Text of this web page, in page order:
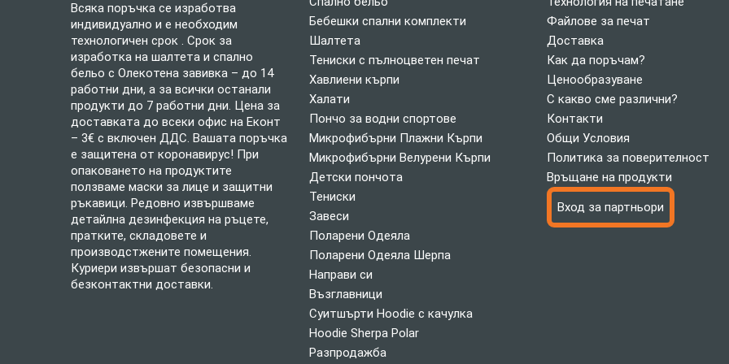
Всяка поръчка се изработва
индивидуално и е необходим
технологичен срок . Срок за
изработка на шалтета и спално
бельо с Олекотена завивка – до 14
работни дни, а за всички останали
продукти до 7 работни дни. Цена за
доставката до всеки офис на Еконт
– 3€ с включен ДДС. Вашата поръчка
е защитена от коронавирус! При
опаковането на продуктите
ползваме маски за лице и защитни
ръкавици. Редовно извършваме
детайлна дезинфекция на ръцете,
пратките, складовете и
производстжените помещения.
Куриери извършат безопасни и
безконтактни доставки.
Бебешки спални комплекти
Шалтета
Тениски с пълноцветен печат
Хавлиени кърпи
Халати
Пончо за водни спортове
Микрофибърни Плажни Кърпи
Микрофибърни Велурени Кърпи
Детски пончота
Тениски
Завеси
Поларени Одеяла
Поларени Одеяла Шерпа
Направи си
Възглавници
Суитшърти Hoodie с качулка
Hoodie Sherpa Polar
Разпродажба
Файлове за печат
Доставка
Как да поръчам?
Ценообразуване
С какво сме различни?
Контакти
Общи Условия
Политика за поверителност
Връщане на продукти
Вход за партньори